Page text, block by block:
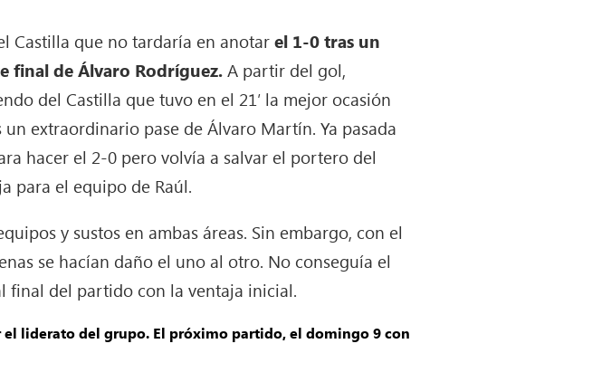
Castilla que no tardaría en anotarel 1-0 tras un
final de Álvaro Rodríguez.A partir del gol,
del Castilla que tuvo en el 21′ la mejor ocasión
extraordinario pase de Álvaro Martín. Ya pasada
hacer el 2-0 pero volvía a salvar el portero del
para el equipo de Raúl.
y sustos en ambas áreas. Sin embargo, con el
se hacían daño el uno al otro. No conseguía el
final del partido con la ventaja inicial.
liderato del grupo. El próximo partido, el domingo 9 con